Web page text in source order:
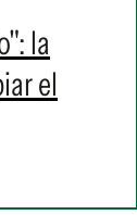
la
el